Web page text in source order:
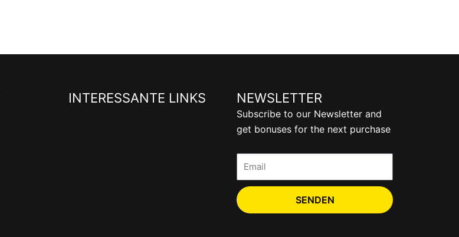
INTERESSANTE LINKS NEWSLETTER
Subscribe to our Newsletter and
get bonuses for the next purchase
Email
SENDEN